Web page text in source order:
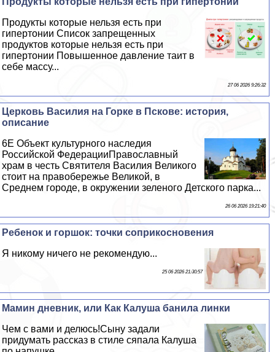
Продукты которые нельзя есть при
гипертонии Список запрещенных
продуктов которые нельзя есть при
гипертонии Повышенное давление таит в
себе массу...
27 06 2026 9:26:32
Церковь Василия на Горке в Пскове: история,
описание
6E Объект культурного наследия
Российской ФедерацииПравославный
храм в честь Святителя Василия Великого
стоит на правобережье Великой, в
Среднем городе, в окружении зеленого Детского парка...
26 06 2026 19:21:40
Ребенок и горшок: точки соприкосновения
Я никому ничего не рекомендую...
25 06 2026 21:30:57
Мамин дневник, или Как Калуша банила линки
Чем с вами и делюсь!Сыну задали
придумать рассказ в стиле сяпала Калуша